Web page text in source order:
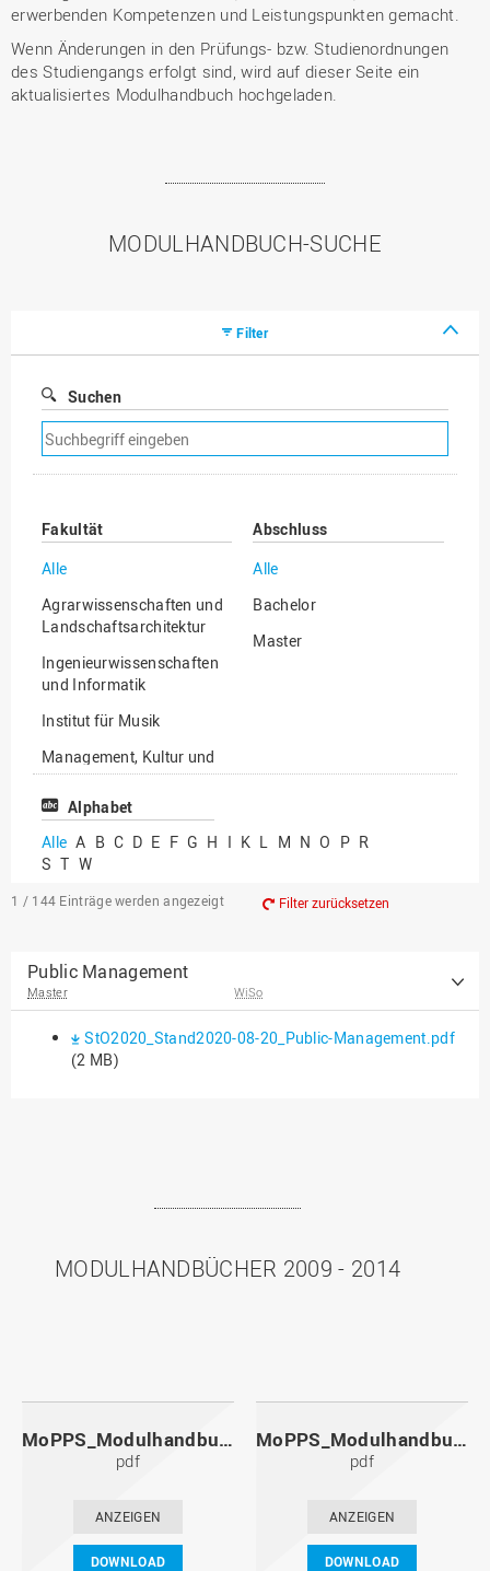
erwerbenden Kompetenzen und Leistungspunkten gemacht.
Wenn Änderungen in den Prüfungs- bzw. Studienordnungen
des Studiengangs erfolgt sind, wird auf dieser Seite ein
aktualisiertes Modulhandbuch hochgeladen.
MODULHANDBUCH-SUCHE
Filter
Suchen
Suchfilter
entfernen
Fakultät
Alle
Agrarwissenschaften und
Landschaftsarchitektur
Ingenieurwissenschaften
und Informatik
Institut für Musik
Management, Kultur und
Technik
Wirtschafts- und
Sozialwissenschaften
Abschluss
Alle
Bachelor
Master
Alphabet
Alle A B C D E F G H I K L M N O P R
S T W
1 / 144 Einträge werden angezeigt Filter zurücksetzen
Public Management
Master WiSo
StO2020_Stand2020-08-20_Public-Management.pdf
(2 MB)
MODULHANDBÜCHER 2009 - 2014
MoPPS_Modulhandbuch_20141201.pdf
pdf
ANZEIGEN
DOWNLOAD
MoPPS_Modulhandbuch_20140601.pdf
pdf
ANZEIGEN
DOWNLOAD